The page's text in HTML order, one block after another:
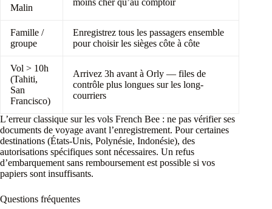
Malin
moins cher qu’au comptoir
Famille /
groupe
Enregistrez tous les passagers ensemble
pour choisir les sièges côte à côte
Vol > 10h
(Tahiti,
San
Francisco)
Arrivez 3h avant à Orly — files de
contrôle plus longues sur les long-
courriers
L’erreur classique sur les vols French Bee : ne pas vérifier ses
documents de voyage avant l’enregistrement. Pour certaines
destinations (États-Unis, Polynésie, Indonésie), des
autorisations spécifiques sont nécessaires. Un refus
d’embarquement sans remboursement est possible si vos
papiers sont insuffisants.
Questions fréquentes